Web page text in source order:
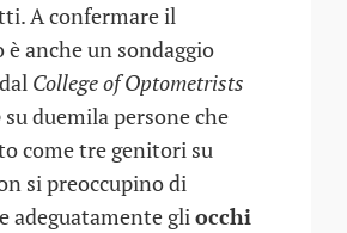
A confermare il
anche un sondaggio
College of Optometrists
su duemila persone che
come tre genitori su
si preoccupino di
adeguatamente gliocchi